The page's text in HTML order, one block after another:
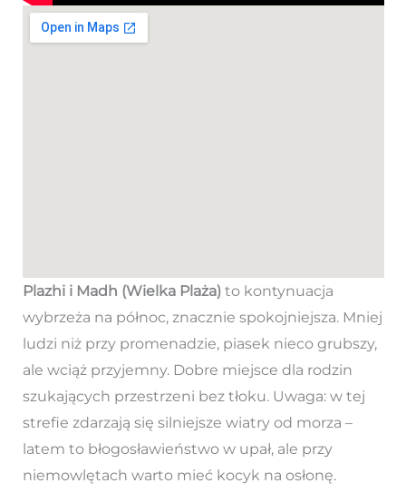
Plazhi i Madh (Wielka Plaża)to kontynuacja
wybrzeża na północ, znacznie spokojniejsza. Mniej
ludzi niż przy promenadzie, piasek nieco grubszy,
ale wciąż przyjemny. Dobre miejsce dla rodzin
szukających przestrzeni bez tłoku. Uwaga: w tej
strefie zdarzają się silniejsze wiatry od morza –
latem to błogosławieństwo w upał, ale przy
niemowlętach warto mieć kocyk na osłonę.